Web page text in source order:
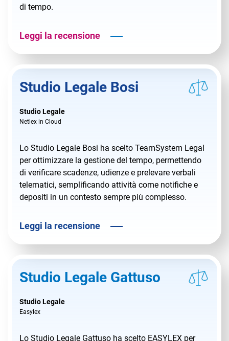
di tempo.
Leggi la recensione
Studio Legale Bosi
Studio Legale
Netlex in Cloud
Lo Studio Legale Bosi ha scelto TeamSystem Legal
per ottimizzare la gestione del tempo, permettendo
di verificare scadenze, udienze e prelevare verbali
telematici, semplificando attività come notifiche e
depositi in un contesto sempre più complesso.
Leggi la recensione
Studio Legale Gattuso
Studio Legale
Easylex
Lo Studio Legale Gattuso ha scelto EASYLEX per